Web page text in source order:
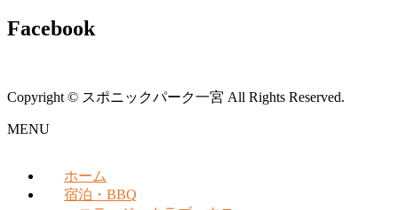
Facebook
Copyright © スポニックパーク一宮 All Rights Reserved.
MENU
ホーム
宿泊・BBQ